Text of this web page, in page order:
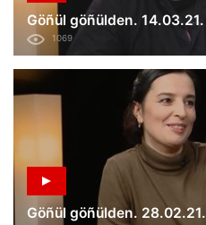
Göñül göñülden.
1069
Göñül göñülden.